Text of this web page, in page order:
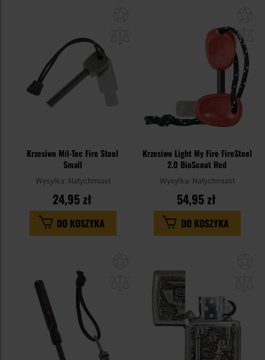
Krzesiwo Mil-Tec Fire Steel
Small
Wysyłka: Natychmiast
24,95 zł
DO KOSZYKA
Krzesiwo Light My Fire FireSteel
2.0 BioScout Red
Wysyłka: Natychmiast
54,95 zł
DO KOSZYKA
schowka